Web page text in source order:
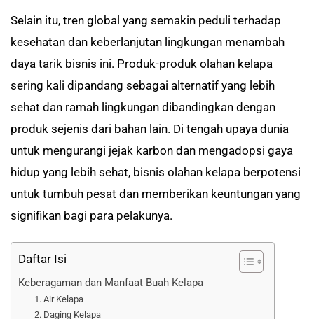
Selain itu, tren global yang semakin peduli terhadap
kesehatan dan keberlanjutan lingkungan menambah
daya tarik bisnis ini. Produk-produk olahan kelapa
sering kali dipandang sebagai alternatif yang lebih
sehat dan ramah lingkungan dibandingkan dengan
produk sejenis dari bahan lain. Di tengah upaya dunia
untuk mengurangi jejak karbon dan mengadopsi gaya
hidup yang lebih sehat, bisnis olahan kelapa berpotensi
untuk tumbuh pesat dan memberikan keuntungan yang
signifikan bagi para pelakunya.
Daftar Isi
Keberagaman dan Manfaat Buah Kelapa
1. Air Kelapa
2. Daging Kelapa